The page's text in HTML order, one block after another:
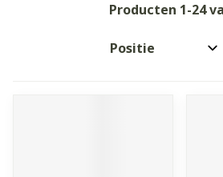
Producten 1-24
Sorteer op: